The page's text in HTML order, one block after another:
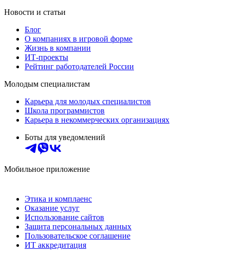
Новости и статьи
Блог
О компаниях в игровой форме
Жизнь в компании
ИТ-проекты
Рейтинг работодателей России
Молодым специалистам
Карьера для молодых специалистов
Школа программистов
Карьера в некоммерческих организациях
Боты для уведомлений
Мобильное приложение
Этика и комплаенс
Оказание услуг
Использование сайтов
Защита персональных данных
Пользовательское соглашение
ИТ аккредитация